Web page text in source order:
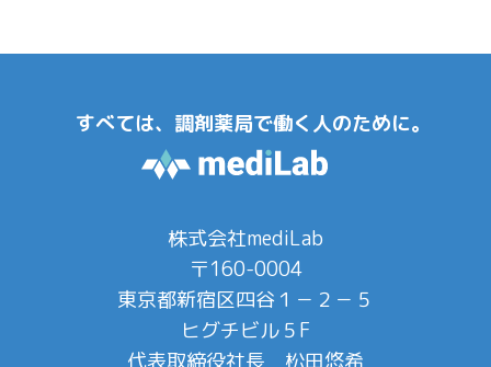
すべては、調剤薬局で働く人のために。
株式会社mediLab
〒160-0004
東京都新宿区四谷１－２－５
ヒグチビル５F
代表取締役社長 松田悠希